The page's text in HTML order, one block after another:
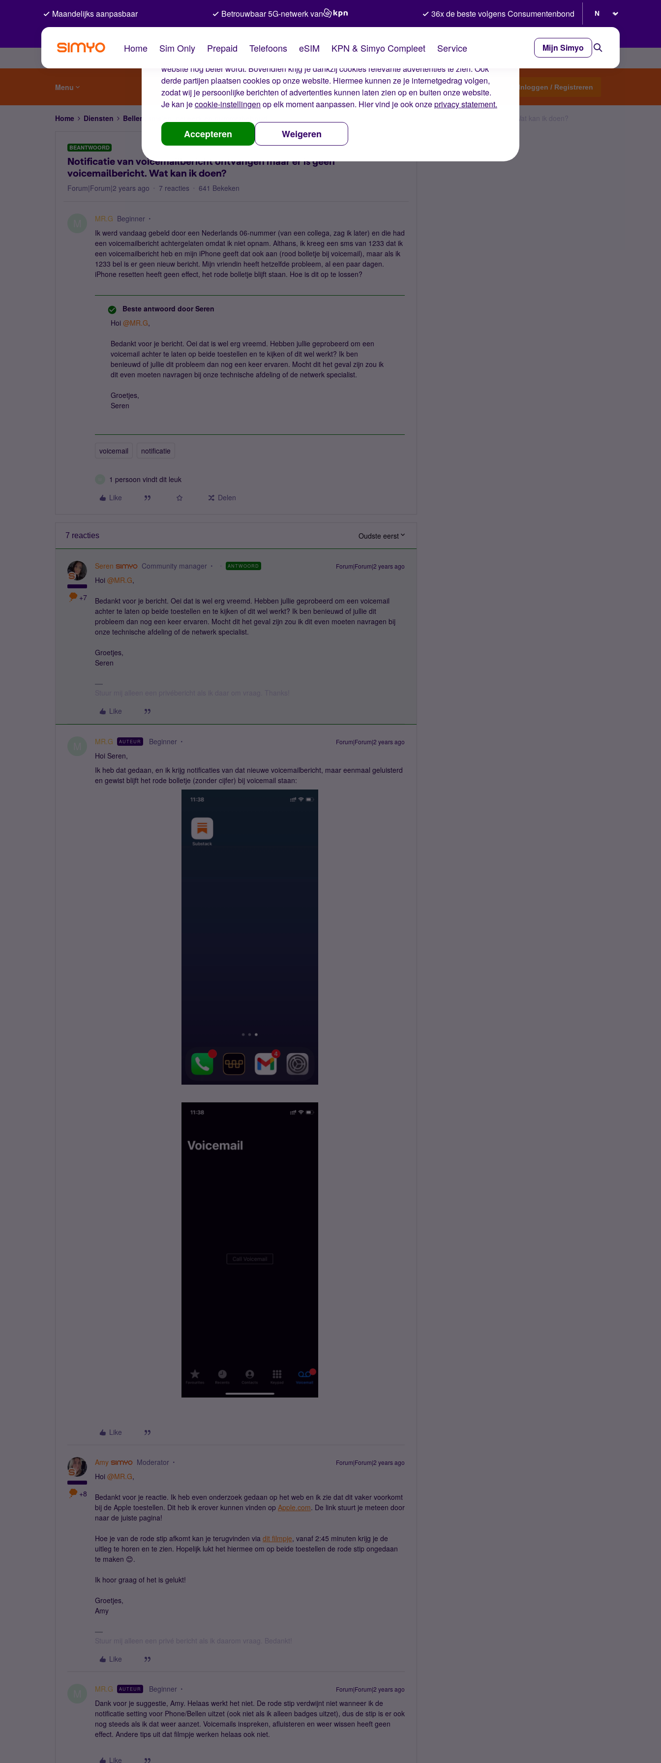
De cookies van Simyo
Wij gebruiken cookies op onze website. Met deze cookies zorgen wij ervoor dat je ervaring op de
website nog beter wordt. Bovendien krijg je dankzij cookies relevante advertenties te zien. Ook
derde partijen plaatsen cookies op onze website. Hiermee kunnen ze je internetgedrag volgen,
zodat wij je persoonlijke berichten of advertenties kunnen laten zien op en buiten onze website.
Je kan jecookie-instellingen op elk moment aanpassen. Hier vind je ook onzeprivacy statement.
Accepteren Weigeren
Maandelijks aanpasbaar Betrouwbaar 5G-netwerk van 36x de beste volgens Consumentenbond
Home Sim Only Prepaid Telefoons eSIM KPN & Simyo Compleet Service Mijn Simyo
Menu Start een topic Inloggen / Registreren
Home Diensten Bellen, sms'en, netwerk en nummerbehoud Notificatie van voicemailbericht ontvangen maar er is geen voicemailbericht. Wat kan ik doen?
BEANTWOORD
Notificatie van voicemailbericht ontvangen maar er is geen
voicemailbericht. Wat kan ik doen?
Forum|Forum|2 years ago 7 reacties 641 Bekeken
MR.G Beginner
Ik werd vandaag gebeld door een Nederlands 06-nummer (van een collega, zag ik later) en die had
een voicemailbericht achtergelaten omdat ik niet opnam. Althans, ik kreeg een sms van 1233 dat ik
een voicemailbericht heb en mijn iPhone geeft dat ook aan (rood bolletje bij voicemail), maar als ik
1233 bel is er geen nieuw bericht. Mijn vriendin heeft hetzelfde probleem, al een paar dagen.
iPhone resetten heeft geen effect, het rode bolletje blijft staan. Hoe is dit op te lossen?
Beste antwoord door Seren
Hoi @MR.G,
Bedankt voor je bericht. Oei dat is wel erg vreemd. Hebben jullie geprobeerd om een
voicemail achter te laten op beide toestellen en te kijken of dit wel werkt? Ik ben
benieuwd of jullie dit probleem dan nog een keer ervaren. Mocht dit het geval zijn zou ik
dit even moeten navragen bij onze technische afdeling of de netwerk specialist.
Groetjes,
Seren
voicemail notificatie
1 persoon vindt dit leuk
Like
Delen
7 reacties Oudste eerst
+7
Seren Community manager ANTWOORD Forum|Forum|2 years ago
Hoi @MR.G,
Bedankt voor je bericht. Oei dat is wel erg vreemd. Hebben jullie geprobeerd om een voicemail
achter te laten op beide toestellen en te kijken of dit wel werkt? Ik ben benieuwd of jullie dit
probleem dan nog een keer ervaren. Mocht dit het geval zijn zou ik dit even moeten navragen bij
onze technische afdeling of de netwerk specialist.
Groetjes,
Seren
Like
MR.G AUTEUR Beginner Forum|Forum|2 years ago
Hoi Seren,
Ik heb dat gedaan, en ik krijg notificaties van dat nieuwe voicemailbericht, maar eenmaal geluisterd
en gewist blijft het rode bolletje (zonder cijfer) bij voicemail staan:
Like
+8
Amy Moderator Forum|Forum|2 years ago
Hoi @MR.G,
Bedankt voor je reactie. Ik heb even onderzoek gedaan op het web en ik zie dat dit vaker voorkomt
bij de Apple toestellen. Dit heb ik erover kunnen vinden op Apple.com. De link stuurt je meteen door
naar de juiste pagina!
Hoe je van de rode stip afkomt kan je terugvinden via dit filmpje, vanaf 2:45 minuten krijg je de
uitleg te horen en te zien. Hopelijk lukt het hiermee om op beide toestellen de rode stip ongedaan
te maken 😊.
Ik hoor graag of het is gelukt!
Groetjes,
Amy
Stuur mij alleen een privé bericht als ik daarom vraag. Bedankt!
Like
MR.G AUTEUR Beginner Forum|Forum|2 years ago
Dank voor je suggestie, Amy. Helaas werkt het niet. De rode stip verdwijnt niet wanneer ik de
notificatie setting voor Phone/Bellen uitzet (ook niet als ik alleen badges uitzet), dus de stip is er ook
nog steeds als ik dat weer aanzet. Voicemails inspreken, afluisteren en weer wissen heeft geen
effect. Andere tips uit dat filmpje werken helaas ook niet.
Like